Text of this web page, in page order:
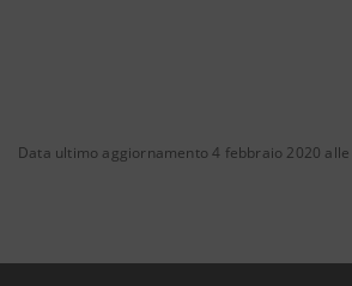
Data ultimo aggiornamento 4 febbraio 2020